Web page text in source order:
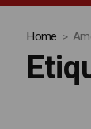
Home